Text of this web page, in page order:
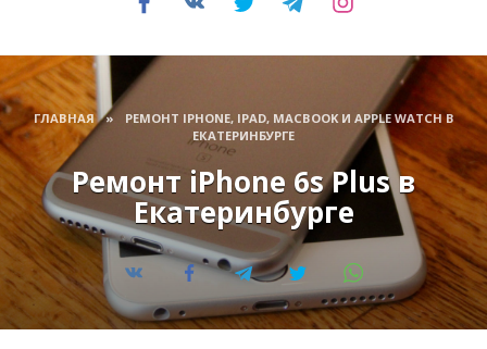
ГЛАВНАЯ »
РЕМОНТ IPHONE, IPAD, MACBOOK И APPLE WATCH В
ЕКАТЕРИНБУРГЕ
Ремонт iPhone 6s Plus в
Екатеринбурге